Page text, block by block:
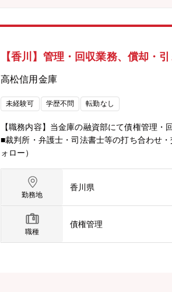
【香川】管理・回収業務、償却・
高松信用金庫
未経験可 学歴不問 転勤なし
【職務内容】当金庫の融資部にて債権管理
■裁判所・弁護士・司法書士等の打ち合わせ
ォロー）
勤務地
香川県
職種
債権管理